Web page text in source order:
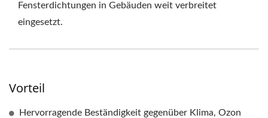
Fensterdichtungen in Gebäuden weit verbreitet
eingesetzt.
Vorteil
Hervorragende Beständigkeit gegenüber Klima, Ozon